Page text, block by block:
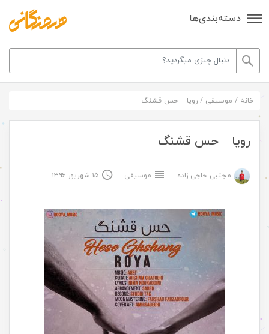
دسته‌بندی‌ها
خانه / موسیقی / رویا – حس قشنگ
رویا – حس قشنگ
مجتبی حاجی زاده موسیقی ۱۵ شهریور ۱۳۹۶